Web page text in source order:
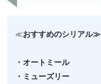
≪おすすめのシリアル≫
・オートミール
・ミューズリー